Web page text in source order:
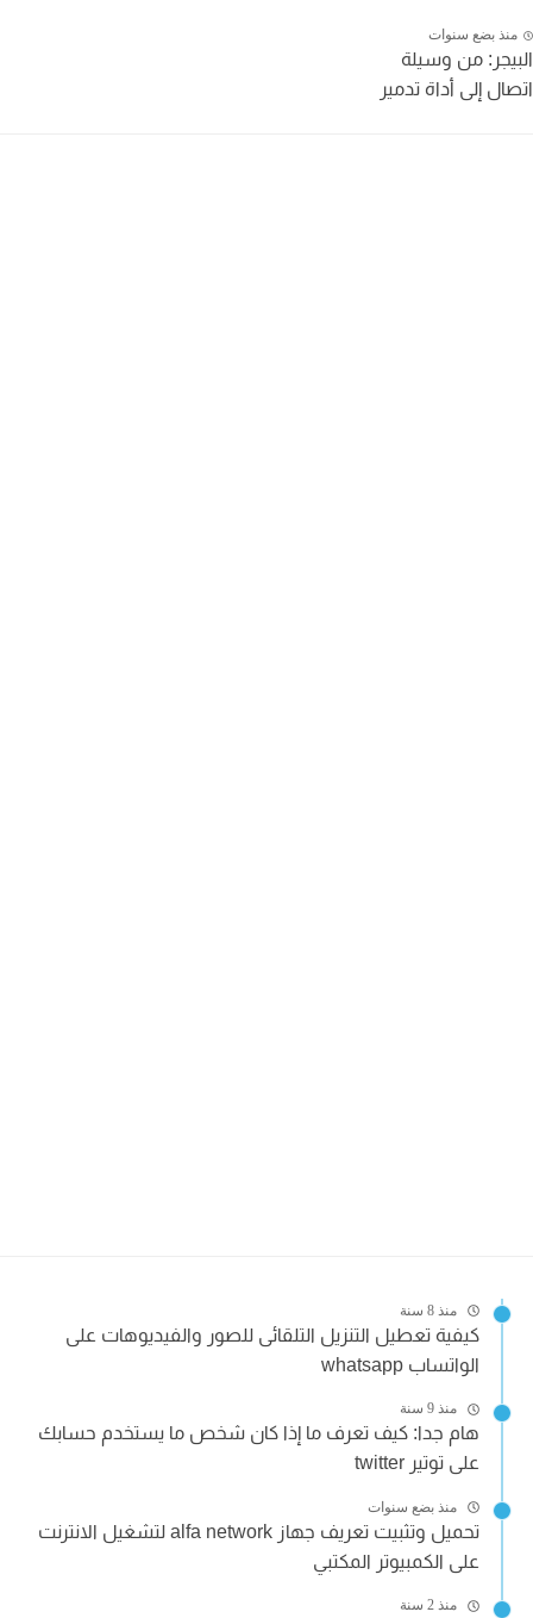
بضع سنوات
من وسيلة
إلى أداة تدمير
منذ 8 سنة
كيفية تعطيل التنزيل التلقائى للصور والفيديوهات على
الواتساب whatsapp
منذ 9 سنة
هام جدا: كيف تعرف ما إذا كان شخص ما يستخدم حسابك
على توتير twitter
منذ بضع سنوات
تحميل وتثبيت تعريف جهاز alfa network لتشغيل الانترنت
على الكمبيوتر المكتبي
منذ 2 سنة